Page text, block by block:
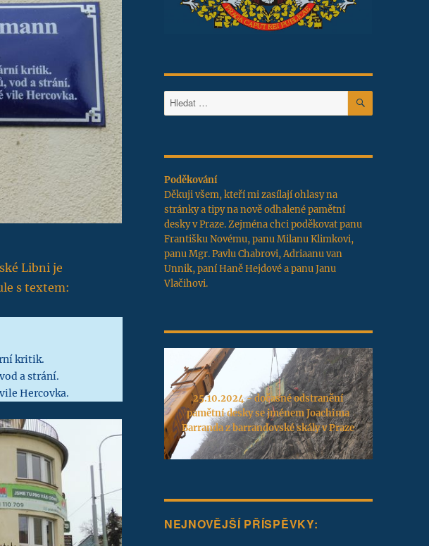
Libni je
s textem:
kritik.
a strání.
Hercovka.
Hledat: HLEDÁNÍ
Poděkování
Děkuji všem, kteří mi zasílají ohlasy na
stránky a tipy na nově odhalené pamětní
desky v Praze. Zejména chci poděkovat panu
Františku Novému, panu Milanu Klimkovi,
panu Mgr. Pavlu Chabrovi, Adriaanu van
Unnik, paní Haně Hejdové a panu Janu
Vlačihovi.
25.10.2024 - dočasné odstranění
pamětní desky se jménem Joachima
Barranda z barrandovské skály v Praze
NEJNOVĚJŠÍ PŘÍSPĚVKY: